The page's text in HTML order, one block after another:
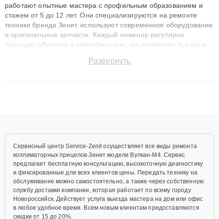
работают опытные мастера с профильным образованием и
стажем от 5 до 12 лет. Они специализируются на ремонте
техники бренда Зенит, используют современное оборудование
и оригинальные запчасти. Каждый инженер регулярно
проходит обучение и сертификацию, что позволяет быстро и
сохранением гарантии до 3 лет. Наши мастера решают
Развернуть
Сервисный центр Service-Zenit осуществляет все виды ремонта
коллиматорных прицелов Зенит модели Вулкан-М4. Сервис
предлагает бесплатную консультацию, высокоточную диагностику
и фиксированные для всех клиентов цены. Передать технику на
обслуживание можно самостоятельно, а также через собственную
службу доставки компании, которая работает по всему городу
Новороссийск. Действует услуга выезда мастера на дом или офис
в любое удобное время. Всем новым клиентам предоставляются
скидки от 15 до 20%.